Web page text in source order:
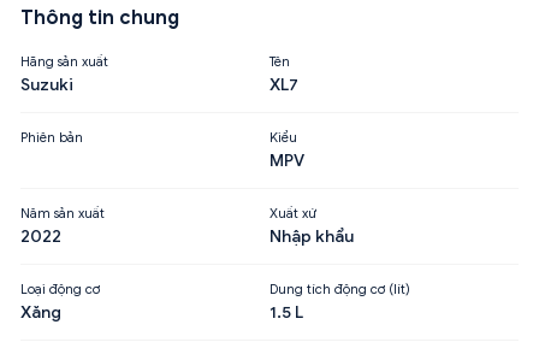
Thông tin chung
Hãng sản xuất
Suzuki
Tên
XL7
Phiên bản Kiểu
MPV
Năm sản xuất
2022
Xuất xứ
Nhập khẩu
Loại động cơ
Xăng
Dung tích động cơ (lít)
1.5 L